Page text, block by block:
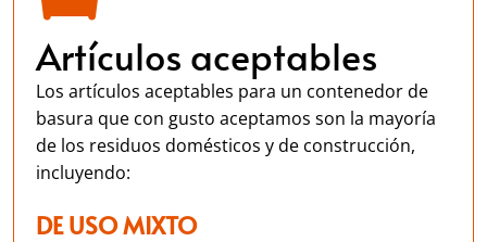
Artículos aceptables
Los artículos aceptables para un contenedor de
basura que con gusto aceptamos son la mayoría
de los residuos domésticos y de construcción,
incluyendo:
DE USO MIXTO